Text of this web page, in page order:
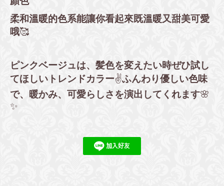
柔和溫暖的色系能讓你看起來既溫暖又甜美可愛
哦🥰
ピンクベージュは、髪色を変えたい時ぜひ試し
てほしいトレンドカラー✌️ふんわり優しい色味
で、暖かみ、可愛らしさを演出してくれます🌸
✨